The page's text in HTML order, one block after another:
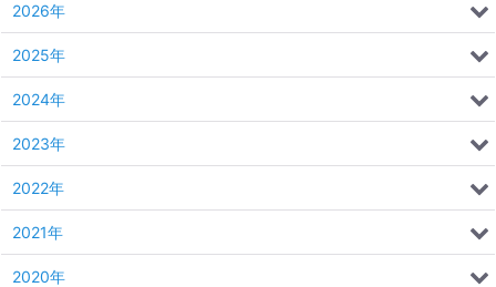
2026年
2025年
2024年
2023年
2022年
2021年
2020年